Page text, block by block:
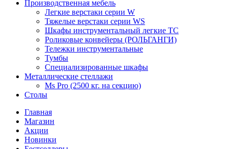
Производственная мебель
Легкие верстаки серии W
Тяжелые верстаки серии WS
Шкафы инструментальный легкие ТС
Роликовые конвейеры (РОЛЬГАНГИ)
Тележки инструментальные
Тумбы
Специализированные шкафы
Металлические стеллажи
Ms Pro (2500 кг. на секцию)
Столы
Главная
Магазин
Акции
Новинки